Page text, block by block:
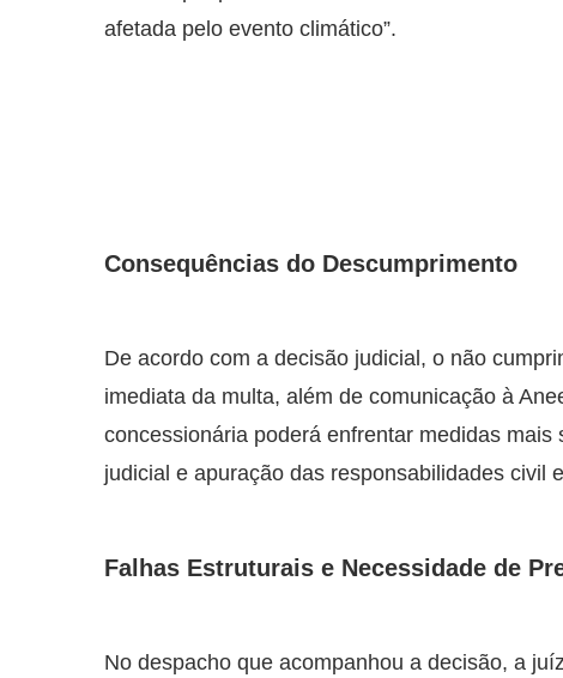
afetada pelo evento climático”.
Consequências do Descumprimento
De acordo com a decisão judicial, o não
imediata da multa, além de comunicação à
concessionária poderá enfrentar medidas
judicial e apuração das responsabilidades civil
Falhas Estruturais e Necessidade de
No despacho que acompanhou a decisão, a